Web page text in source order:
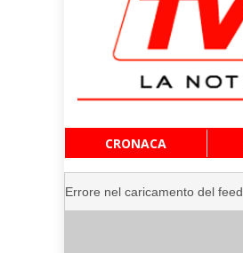
al
contenuto
CRONACA
Errore nel caricamento del feed.